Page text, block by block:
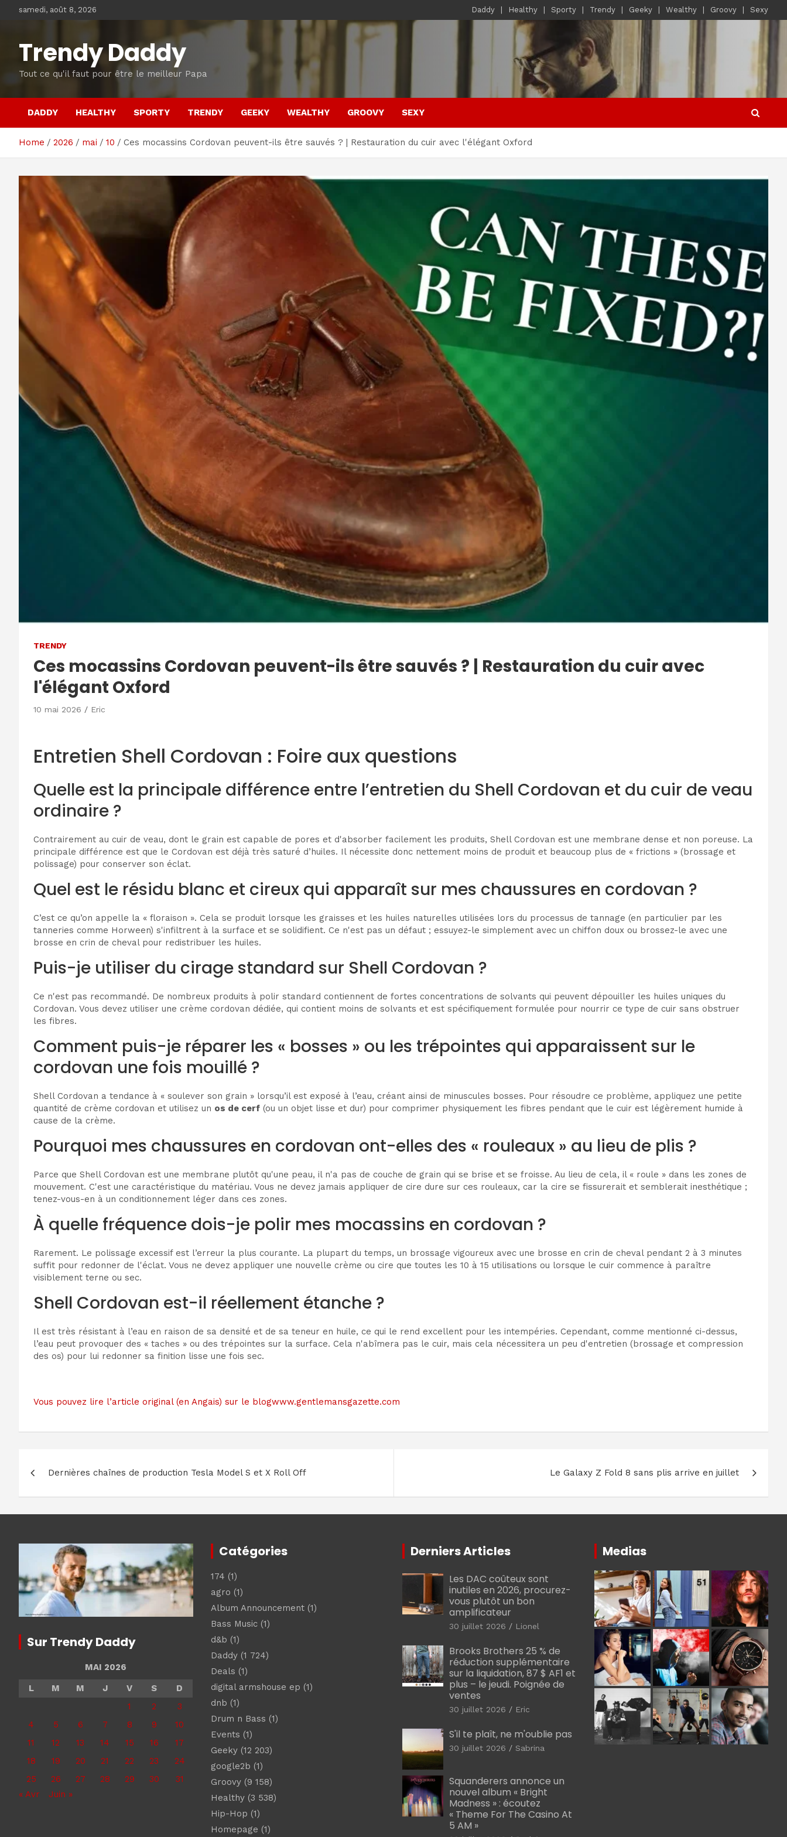
samedi, août 8, 2026 Daddy Healthy Sporty Trendy Geeky Wealthy Groovy Sexy
Trendy Daddy
Tout ce qu'il faut pour être le meilleur Papa
DADDY HEALTHY SPORTY TRENDY GEEKY WEALTHY GROOVY SEXY
Home 2026 mai 10 Ces mocassins Cordovan peuvent-ils être sauvés ? | Restauration du cuir avec l'élégant Oxford
TRENDY
Ces mocassins Cordovan peuvent-ils être sauvés ? | Restauration du cuir avec
l'élégant Oxford
10 mai 2026 Eric
Entretien Shell Cordovan : Foire aux questions
Quelle est la principale différence entre l’entretien du Shell Cordovan et du cuir de veau
ordinaire ?
Contrairement au cuir de veau, dont le grain est capable de pores et d'absorber facilement les produits, Shell Cordovan est une membrane dense et non poreuse. La
principale différence est que le Cordovan est déjà très saturé d’huiles. Il nécessite donc nettement moins de produit et beaucoup plus de « frictions » (brossage et
polissage) pour conserver son éclat.
Quel est le résidu blanc et cireux qui apparaît sur mes chaussures en cordovan ?
C’est ce qu’on appelle la « floraison ». Cela se produit lorsque les graisses et les huiles naturelles utilisées lors du processus de tannage (en particulier par les
tanneries comme Horween) s'infiltrent à la surface et se solidifient. Ce n'est pas un défaut ; essuyez-le simplement avec un chiffon doux ou brossez-le avec une
brosse en crin de cheval pour redistribuer les huiles.
Puis-je utiliser du cirage standard sur Shell Cordovan ?
Ce n'est pas recommandé. De nombreux produits à polir standard contiennent de fortes concentrations de solvants qui peuvent dépouiller les huiles uniques du
Cordovan. Vous devez utiliser une crème cordovan dédiée, qui contient moins de solvants et est spécifiquement formulée pour nourrir ce type de cuir sans obstruer
les fibres.
Comment puis-je réparer les « bosses » ou les trépointes qui apparaissent sur le
cordovan une fois mouillé ?
Shell Cordovan a tendance à « soulever son grain » lorsqu’il est exposé à l’eau, créant ainsi de minuscules bosses. Pour résoudre ce problème, appliquez une petite
quantité de crème cordovan et utilisez un os de cerf (ou un objet lisse et dur) pour comprimer physiquement les fibres pendant que le cuir est légèrement humide à
cause de la crème.
Pourquoi mes chaussures en cordovan ont-elles des « rouleaux » au lieu de plis ?
Parce que Shell Cordovan est une membrane plutôt qu'une peau, il n'a pas de couche de grain qui se brise et se froisse. Au lieu de cela, il « roule » dans les zones de
mouvement. C'est une caractéristique du matériau. Vous ne devez jamais appliquer de cire dure sur ces rouleaux, car la cire se fissurerait et semblerait inesthétique ;
tenez-vous-en à un conditionnement léger dans ces zones.
À quelle fréquence dois-je polir mes mocassins en cordovan ?
Rarement. Le polissage excessif est l’erreur la plus courante. La plupart du temps, un brossage vigoureux avec une brosse en crin de cheval pendant 2 à 3 minutes
suffit pour redonner de l'éclat. Vous ne devez appliquer une nouvelle crème ou cire que toutes les 10 à 15 utilisations ou lorsque le cuir commence à paraître
visiblement terne ou sec.
Shell Cordovan est-il réellement étanche ?
Il est très résistant à l’eau en raison de sa densité et de sa teneur en huile, ce qui le rend excellent pour les intempéries. Cependant, comme mentionné ci-dessus,
l’eau peut provoquer des « taches » ou des trépointes sur la surface. Cela n'abîmera pas le cuir, mais cela nécessitera un peu d'entretien (brossage et compression
des os) pour lui redonner sa finition lisse une fois sec.
Vous pouvez lire l’article original (en Angais) sur le blogwww.gentlemansgazette.com
de
l’article
Dernières chaînes de production Tesla Model S et X Roll Off Le Galaxy Z Fold 8 sans plis arrive en juillet
Sur Trendy Daddy
MAI 2026
L
M M J V S
D
1
2
3
4
5 6 7 8 9
10
11
12 13 14 15 16
17
18
19 20 21 22 23
24
25
26 27 28 29 30
31
« Avr
Juin »
Catégories
174 (1)
agro (1)
Album Announcement(1)
Bass Music(1)
d&b (1)
Daddy(1 724)
Deals (1)
digital armshouse ep (1)
dnb (1)
Drum n Bass (1)
Events (1)
Geeky(12 203)
google2b (1)
Groovy(9 158)
Healthy(3 538)
Hip-Hop (1)
Homepage (1)
Derniers Articles
Les DAC coûteux sont
inutiles en 2026, procurez-
vous plutôt un bon
amplificateur
30 juillet 2026 Lionel
Brooks Brothers 25 % de
réduction supplémentaire
sur la liquidation, 87 $ AF1 et
plus – le jeudi. Poignée de
ventes
30 juillet 2026 Eric
S'il te plaît, ne m'oublie pas
30 juillet 2026 Sabrina
Squanderers annonce un
nouvel album « Bright
Madness » : écoutez
« Theme For The Casino At
5 AM »
Medias